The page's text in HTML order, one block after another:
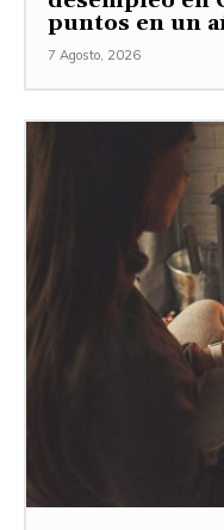
puntos en un
7 Agosto, 2026